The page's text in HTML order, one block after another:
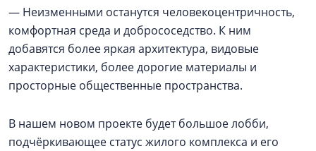
— Неизменными останутся человекоцентричность,
комфортная среда и добрососедство. К ним
добавятся более яркая архитектура, видовые
характеристики, более дорогие материалы и
просторные общественные пространства.
В нашем новом проекте будет большое лобби,
подчёркивающее статус жилого комплекса и его